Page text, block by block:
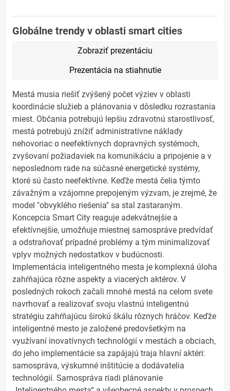
Globálne trendy v oblasti smart cities
Zobraziť prezentáciu
Prezentácia na stiahnutie
Mestá musia riešiť zvýšený počet výziev v oblasti
koordinácie služieb a plánovania v dôsledku rozrastania
miest. Občania potrebujú lepšiu zdravotnú starostlivosť,
mestá potrebujú znížiť administratívne náklady
nehovoriac o neefektívnych dopravných systémoch,
zvyšovaní požiadaviek na komunikáciu a pripojenie a v
neposlednom rade na súčasné energetické systémy,
ktoré sú často neefektívne. Keďže mestá čelia týmto
závažným a vzájomne prepojeným výzvam, je zrejmé, že
model "obvyklého riešenia" sa stal zastaraným.
Koncepcia Smart City reaguje adekvátnejšie a
efektívnejšie, umožňuje miestnej samospráve predvídať
a odstraňovať prípadné problémy a tým minimalizovať
vplyv možných nedostatkov v budúcnosti.
Implementácia inteligentného mesta je komplexná úloha
zahŕňajúca rôzne aspekty a viacerých aktérov. V
posledných rokoch začali mnohé mestá na celom svete
navrhovať a realizovať svoju vlastnú inteligentnú
stratégiu zahŕňajúcu širokú škálu rôznych hráčov. Keďže
inteligentné mesto je založené predovšetkým na
využívaní inovatívnych technológií v mestách a obciach,
do jeho implementácie sa zapájajú traja hlavní aktéri:
samospráva, výskumné inštitúcie a dodávatelia
technológií. Samospráva riadi plánovanie